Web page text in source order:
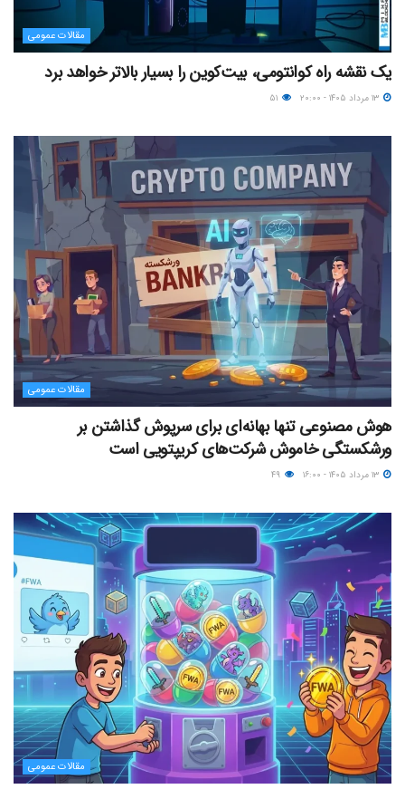
مقالات عمومی
یک نقشه راه کوانتومی، بیت‌کوین را بسیار بالاتر خواهد برد
مقالات عمومی
هوش مصنوعی تنها بهانه‌ای برای سرپوش گذاشتن بر
ورشکستگی خاموش شرکت‌های کریپتویی است
مقالات عمومی